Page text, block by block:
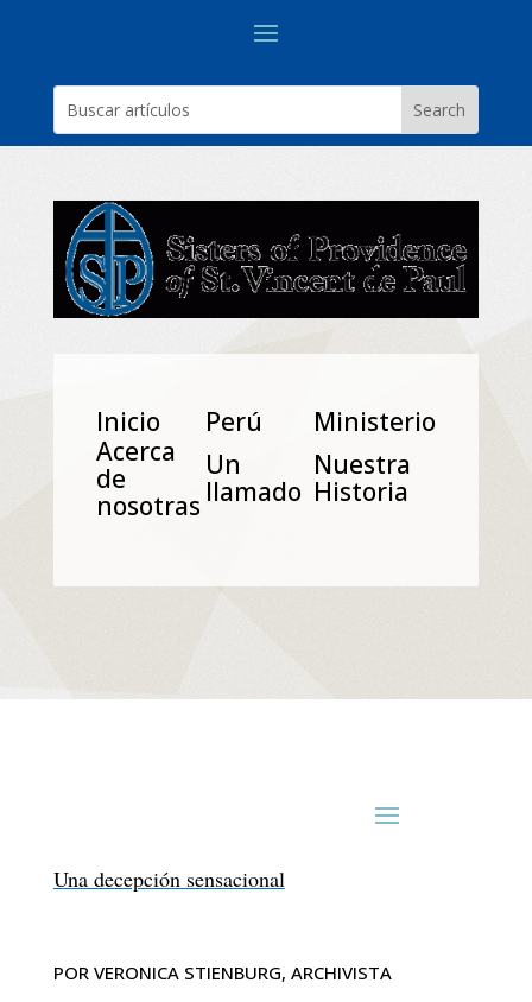
Inicio Perú
Ministerio
Acerca
de
nosotras
Un
Ilamado
Nuestra
Historia
Una decepción sensacional
POR VERONICA STIENBURG, ARCHIVISTA